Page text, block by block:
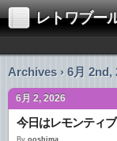
レトワブー
Archives › 6月 2nd,
6月 2, 2026
今日はレモンティ
By ooshima